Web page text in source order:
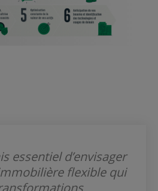
essentiel d’envisager
flexible qui